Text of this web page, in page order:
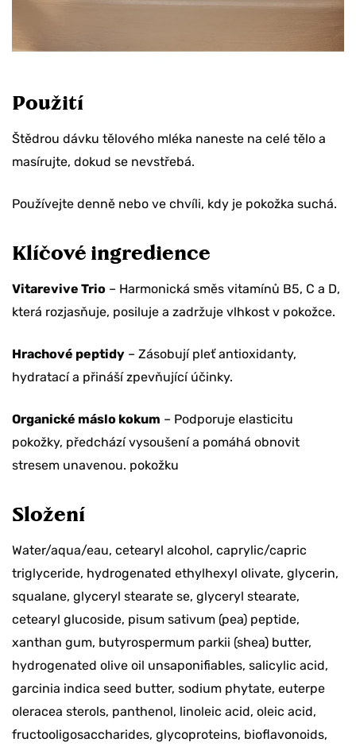
Použití
Štědrou dávku tělového mléka naneste na celé tělo a
masírujte, dokud se nevstřebá.
Používejte denně nebo ve chvíli, kdy je pokožka suchá.
Klíčové ingredience
Vitarevive Trio – Harmonická směs vitamínů B5, C a D,
která rozjasňuje, posiluje a zadržuje vlhkost v pokožce.
Hrachové peptidy – Zásobují pleť antioxidanty,
hydratací a přináší zpevňující účinky.
Organické máslo kokum – Podporuje elasticitu
pokožky, předchází vysoušení a pomáhá obnovit
stresem unavenou. pokožku
Složení
Water/aqua/eau, cetearyl alcohol, caprylic/capric
triglyceride, hydrogenated ethylhexyl olivate, glycerin,
squalane, glyceryl stearate se, glyceryl stearate,
cetearyl glucoside, pisum sativum (pea) peptide,
xanthan gum, butyrospermum parkii (shea) butter,
hydrogenated olive oil unsaponifiables, salicylic acid,
garcinia indica seed butter, sodium phytate, euterpe
oleracea sterols, panthenol, linoleic acid, oleic acid,
fructooligosaccharides, glycoproteins, bioflavonoids,
na svoji objednávku?
TEĎ NE